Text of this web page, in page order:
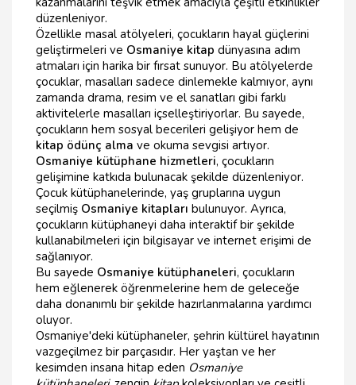
düzenleniyor.
Özellikle masal atölyeleri, çocukların hayal güçlerini
geliştirmeleri ve Osmaniye kitap dünyasına adım
atmaları için harika bir fırsat sunuyor. Bu atölyelerde
çocuklar, masalları sadece dinlemekle kalmıyor, aynı
zamanda drama, resim ve el sanatları gibi farklı
aktivitelerle masalları içselleştiriyorlar. Bu sayede,
çocukların hem sosyal becerileri gelişiyor hem de
kitap ödünç alma ve okuma sevgisi artıyor.
Osmaniye kütüphane hizmetleri, çocukların
gelişimine katkıda bulunacak şekilde düzenleniyor.
Çocuk kütüphanelerinde, yaş gruplarına uygun
seçilmiş Osmaniye kitapları bulunuyor. Ayrıca,
çocukların kütüphaneyi daha interaktif bir şekilde
kullanabilmeleri için bilgisayar ve internet erişimi de
sağlanıyor.
Bu sayede Osmaniye kütüphaneleri, çocukların
hem eğlenerek öğrenmelerine hem de geleceğe
daha donanımlı bir şekilde hazırlanmalarına yardımcı
oluyor.
Osmaniye'deki kütüphaneler, şehrin kültürel hayatının
vazgeçilmez bir parçasıdır. Her yaştan ve her
kesimden insana hitap eden Osmaniye